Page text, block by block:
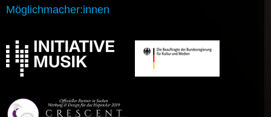
Möglichmacher:innen